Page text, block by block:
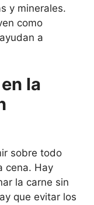
y minerales.
como
a
la
sobre todo
cena. Hay
la carne sin
que evitar los